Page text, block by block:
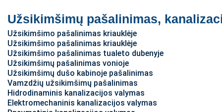
Užsikimšimų pašalinimas,
Užsikimšimo pašalinimas kriauklėje
Užsikimšimo pašalinimas kriauklėje
Užsikimšimo pašalinimas tualeto dubenyje
Užsikimšimų pašalinimas vonioje
Užsikimšimų dušo kabinoje pašalinimas
Vamzdžių užsikimšimų pašalinimas
Hidrodinaminis kanalizacijos valymas
Elektromechaninis kanalizacijos valymas